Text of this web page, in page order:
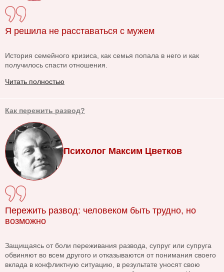
Я решила не расставаться с мужем
История семейного кризиса, как семья попала в него и как
получилось спасти отношения.
Читать полностью
Как пережить развод?
Психолог Максим Цветков
Пережить развод: человеком быть трудно, но
возможно
Защищаясь от боли переживания развода, супруг или супруга
обвиняют во всем другого и отказываются от понимания своего
вклада в конфликтную ситуацию, в результате уносят свою